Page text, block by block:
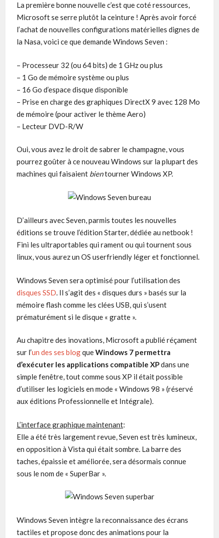
La première bonne nouvelle c’est que coté ressources,
Microsoft se serre plutôt la ceinture ! Après avoir forcé
l’achat de nouvelles configurations matérielles dignes de
la Nasa, voici ce que demande Windows Seven :
– Processeur 32 (ou 64 bits) de 1 GHz ou plus
– 1 Go de mémoire système ou plus
– 16 Go d’espace disque disponible
– Prise en charge des graphiques DirectX 9 avec 128 Mo
de mémoire (pour activer le thème Aero)
– Lecteur DVD-R/W
Oui, vous avez le droit de sabrer le champagne, vous
pourrez goûter à ce nouveau Windows sur la plupart des
machines qui faisaient bientourner Windows XP.
D’ailleurs avec Seven, parmis toutes les nouvelles
éditions se trouve l’édition Starter, dédiée au netbook !
Fini les ultraportables qui rament ou qui tournent sous
linux, vous aurez un OS userfriendly léger et fonctionnel.
Windows Seven sera optimisé pour l’utilisation des
disques SSD. Il s’agit des « disques durs » basés sur la
mémoire flash comme les clées USB, qui s’usent
prématurément si le disque « gratte ».
Au chapitre des inovations, Microsoft a publié réçament
sur l’un des ses blogqueWindows 7 permettra
d’exécuter les applications compatible XPdans une
simple fenêtre, tout comme sous XP il était possible
d’utiliser les logiciels en mode « Windows 98 » (réservé
aux éditions Professionnelle et Intégrale).
L’interface graphique maintenant:
Elle a été très largement revue, Seven est très lumineux,
en opposition à Vista qui était sombre. La barre des
taches, épaissie et améliorée, sera désormais connue
sous le nom de « SuperBar ».
Windows Seven intègre la reconnaissance des écrans
tactiles et propose donc des animations pour la